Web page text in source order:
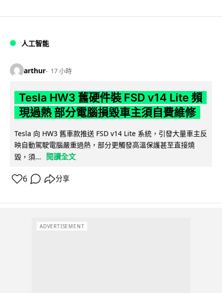
人工智能
arthur 17 小時
Tesla HW3 舊硬件裝 FSD v14 Lite 頻
現過熱 部分電腦損毀車主須自費維修
Tesla 向 HW3 舊車款推送 FSD v14 Lite 系統，引發大量車主反
映自動駕駛電腦嚴重過熱，部分更觸發高溫保護甚至直接燒
毀，須...
閱讀全文
6 分享
ADVERTISEMENT